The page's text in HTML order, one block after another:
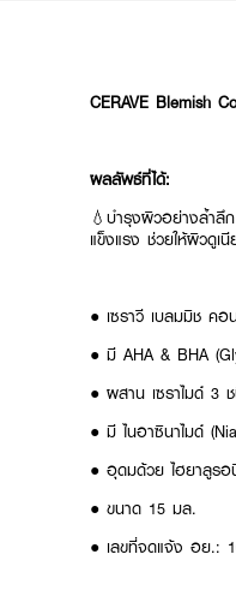
CERAVE Blemish
ผลลัพธ์ที่ได้:
💧บำรุงผิวอย่างล้ำลึ
แข็งแรง ช่วยให้ผิวดูเนี
● เซราวี เบลมมิช คอ
● มี AHA & BHA
● ผสาน เซราไมด์ 3
● มี ไนอาซินาไมด์
● อุดมด้วย ไฮยาลูรอ
● ขนาด 15 มล.
● เลขที่จดแจ้ง อย.: